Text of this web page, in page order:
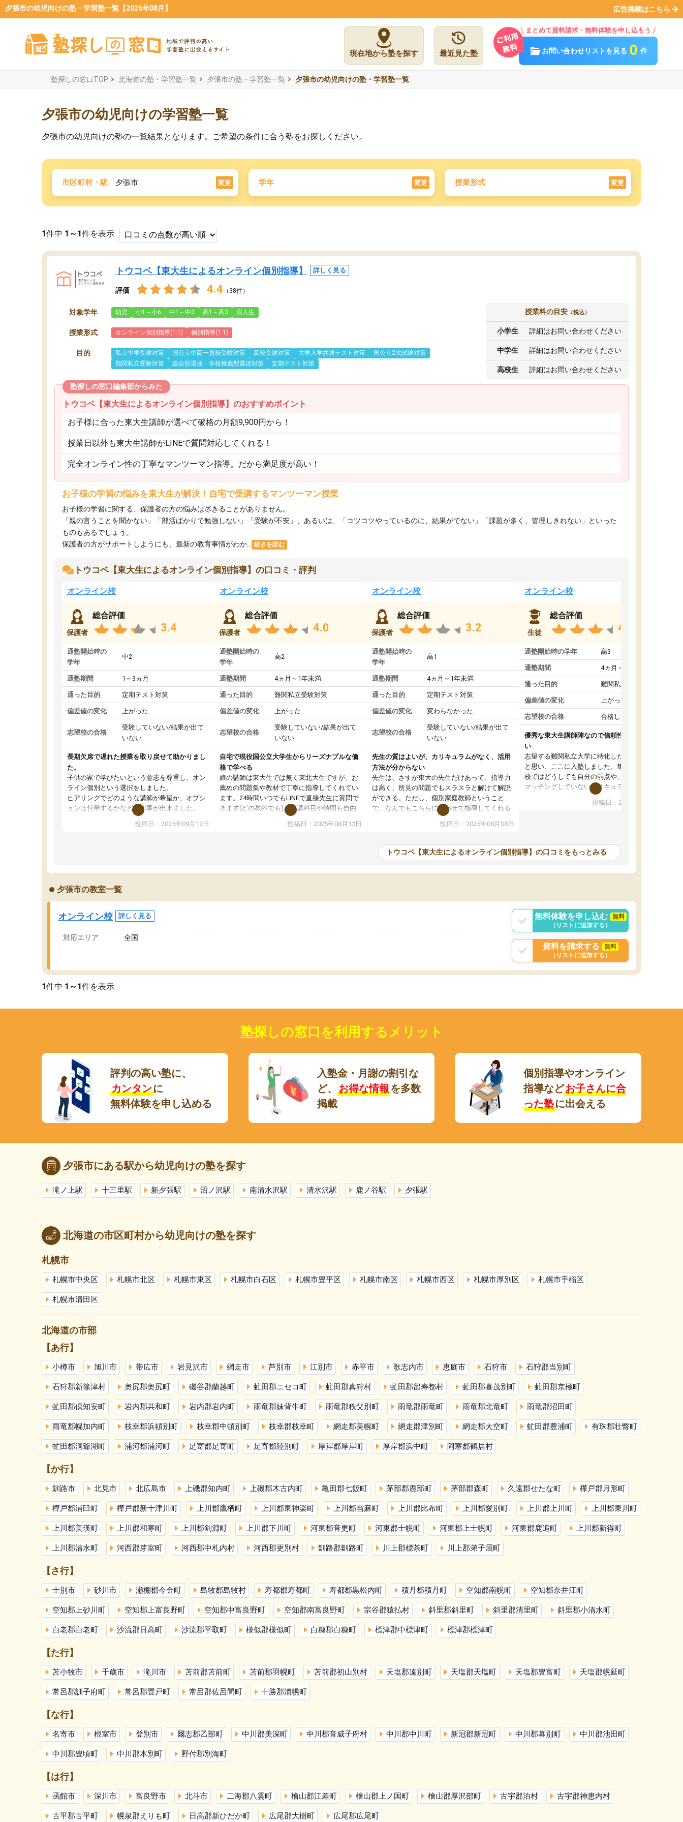
夕張市の幼児向けの塾・学習塾一覧【2026年08月】 広告掲載はこちら
現在地から塾を探す 最近見た塾
まとめて資料請求・無料体験を申し込もう
お問い合わせリストを見る 0 件
塾探しの窓口TOP 北海道の塾・学習塾一覧 夕張市の塾・学習塾一覧 夕張市の幼児向けの塾・学習塾一覧
夕張市の幼児向けの学習塾一覧
夕張市の幼児向けの塾の一覧結果となります。ご希望の条件に合う塾をお探しください。
市区町村・駅 夕張市 変更 学年 変更 授業形式 変更
1件中 1～1件を表示
トウコベ【東大生によるオンライン個別指導】 詳しく見る
評価 4.4 （38件）
対象学年 幼児 小1～小6 中1～中3 高1～高3 浪人生
授業形式 オンライン個別指導(1:1) 個別指導(1:1)
目的 私立中学受験対策 国公立中高一貫校受験対策 高校受験対策 大学入学共通テスト対策
国公立2次試験対策
難関私立受験対策
総合型選抜・学校推薦型選抜対策 定期テスト対策
授業料の目安 （税込）
小学生 詳細はお問い合わせください
中学生 詳細はお問い合わせください
高校生 詳細はお問い合わせください
塾探しの窓口編集部からみた
トウコベ【東大生によるオンライン個別指導】のおすすめポイント
お子様に合った東大生講師が選べて破格の月額9,900円から！
授業日以外も東大生講師がLINEで質問対応してくれる！
完全オンライン性の丁寧なマンツーマン指導。だから満足度が高い！
お子様の学習の悩みを東大生が解決！自宅で受講するマンツーマン授業
お子様の学習に関する、保護者の方の悩みは尽きることがありません。
「親の言うことを聞かない」「部活ばかりで勉強しない」「受験が不安」、あるいは、「コツコツやっているのに、結果がでない」「課題が多く、管理しきれない」といった
ものもあるでしょう。
保護者の方がサポートしようにも、最新の教育事情がわか...
続きを読む
トウコベ【東大生によるオンライン個別指導】の口コミ・評判
オンライン校
保護者
総合評価
3.4
通塾開始時の
学年
中2
通塾期間 1～3ヵ月
通った目的 定期テスト対策
偏差値の変化 上がった
志望校の合格
受験していない/結果が出て
いない
長期欠席で遅れた授業を取り戻せて助かりまし
た。
子供の家で学びたいという意志を尊重し、オン
ライン個別という選択をしました。
ヒアリングでどのような講師が希望か、オプシ
ョンは付帯するかなど選ぶ事が出来ました。
講師とのマッチング後講師との初回ミーティン
グを行い、その講師で良いか他の講師を希望す
オンラインツールを使用した単語帳の共有があ
り宿題もそちらで出される形でした。
2ヶ月で担当講師の方がお辞めになると言う事で
講師変更の申し出があり、あまりに短期での変
更だった為、塾に通う事にして退会しました。
遅れも取り戻せ、授業内容や講師の方は良かっ
投稿日：2025年09月12日
オンライン校
保護者
総合評価
4.0
通塾開始時の
学年
高2
通塾期間 4ヵ月～1年未満
通った目的 難関私立受験対策
偏差値の変化 上がった
志望校の合格
受験していない/結果が出て
いない
自宅で現役国公立大学生からリーズナブルな価
格で学べる
娘の講師は東大生では無く東北大生ですが、お
薦めの問題集や教材で丁寧に指導してくれてい
ます。24時間いつでもLINEで直接先生に質問で
きます(どの教科でも)。受講科目や時間も自由
に決めれるので、個人に合った勉強ができると
思います。カリキュラム相談みたいなのがあり
ます。講師も合わなければチェンジできます
投稿日：2025年08月13日
オンライン校
保護者
総合評価
3.2
通塾開始時の
学年
高1
通塾期間 4ヵ月～1年未満
通った目的 定期テスト対策
偏差値の変化 変わらなかった
志望校の合格
受験していない/結果が出て
いない
先生の質はよいが、カリキュラムがなく、活用
方法が分からない
先生は、さすが東大の先生だけあって、指導力
は高く、所見の問題でもスラスラと解けて解説
ができる。ただし、個別家庭教師ということ
で、なんでもこちらに合わせて指導してくれる
のだが、具体的なカリキュラムがない。当方
は、授業の先取り学習をするため、学校の教科
いただいたが、1時間の時間を使って進められる
範囲は限られており、それであれば自学自習で
なく、上手い活用の仕方が分からず辞めること
投稿日：2025年08月08日
オンライン校
生徒
総合評価
4.4
通塾開始時の学年 高3
通塾期間 4ヵ月～1年未満
通った目的 難関私立受験対策
偏差値の変化 上がった
志望校の合格 合格した
優秀な東大生講師陣なので信頼性や安心感が高
い
志望する難関私立大学に特化した準備をしたい
と思い、ここに入塾しました。集団指導の予備
校ではどうしても自分の弱点や、志望校対策に
マッチングしていないカリキュラムに不安を感
また受験のノウハウを蓄積している優秀な東大
ツーマン指導によって、自分の志望校にふさわ
しいオリジナルのカリキュラムを提案してくれ
と感じました。
投稿日：2024年02月19日
トウコベ【東大生によるオンライン個別指導】の口コミをもっとみる
夕張市の教室一覧
オンライン校 詳しく見る
対応エリア 全国
無料体験を申し込む
無料
（リストに追加する）
資料を請求する
無料
（リストに追加する）
1件中 1～1件を表示
塾探しの窓口を利用するメリット
評判の高い塾に、
カンタン に
無料体験を申し込める
入塾金・月謝の割引な
ど、
お得な情報 を多数
掲載
個別指導やオンライン
指導などお子さんに合
った塾に出会える
夕張市にある駅から幼児向けの塾を探す
滝ノ上駅 十三里駅 新夕張駅 沼ノ沢駅 南清水沢駅 清水沢駅 鹿ノ谷駅 夕張駅
北海道の市区町村から幼児向けの塾を探す
札幌市
札幌市中央区 札幌市北区 札幌市東区 札幌市白石区 札幌市豊平区 札幌市南区 札幌市西区 札幌市厚別区 札幌市手稲区
札幌市清田区
北海道の市部
【あ行】
小樽市 旭川市 帯広市 岩見沢市 網走市 芦別市 江別市 赤平市 歌志内市 恵庭市 石狩市 石狩郡当別町
石狩郡新篠津村 奥尻郡奥尻町 磯谷郡蘭越町 虻田郡ニセコ町 虻田郡真狩村 虻田郡留寿都村 虻田郡喜茂別町 虻田郡京極町
虻田郡倶知安町 岩内郡共和町 岩内郡岩内町 雨竜郡妹背牛町 雨竜郡秩父別町 雨竜郡雨竜町 雨竜郡北竜町 雨竜郡沼田町
雨竜郡幌加内町 枝幸郡浜頓別町 枝幸郡中頓別町 枝幸郡枝幸町 網走郡美幌町 網走郡津別町 網走郡大空町 虻田郡豊浦町 有珠郡壮瞥町
虻田郡洞爺湖町 浦河郡浦河町 足寄郡足寄町 足寄郡陸別町 厚岸郡厚岸町 厚岸郡浜中町 阿寒郡鶴居村
【か行】
釧路市 北見市 北広島市 上磯郡知内町 上磯郡木古内町 亀田郡七飯町 茅部郡鹿部町 茅部郡森町 久遠郡せたな町 樺戸郡月形町
樺戸郡浦臼町 樺戸郡新十津川町 上川郡鷹栖町 上川郡東神楽町 上川郡当麻町 上川郡比布町 上川郡愛別町 上川郡上川町 上川郡東川町
上川郡美瑛町 上川郡和寒町 上川郡剣淵町 上川郡下川町 河東郡音更町 河東郡士幌町 河東郡上士幌町 河東郡鹿追町 上川郡新得町
上川郡清水町 河西郡芽室町 河西郡中札内村 河西郡更別村 釧路郡釧路町 川上郡標茶町 川上郡弟子屈町
【さ行】
士別市 砂川市 瀬棚郡今金町 島牧郡島牧村 寿都郡寿都町 寿都郡黒松内町 積丹郡積丹町 空知郡南幌町 空知郡奈井江町
空知郡上砂川町 空知郡上富良野町 空知郡中富良野町 空知郡南富良野町 宗谷郡猿払村 斜里郡斜里町 斜里郡清里町 斜里郡小清水町
白老郡白老町 沙流郡日高町 沙流郡平取町 様似郡様似町 白糠郡白糠町 標津郡中標津町 標津郡標津町
【た行】
苫小牧市 千歳市 滝川市 苫前郡苫前町 苫前郡羽幌町 苫前郡初山別村 天塩郡遠別町 天塩郡天塩町 天塩郡豊富町 天塩郡幌延町
常呂郡訓子府町 常呂郡置戸町 常呂郡佐呂間町 十勝郡浦幌町
【な行】
名寄市 根室市 登別市 爾志郡乙部町 中川郡美深町 中川郡音威子府村 中川郡中川町 新冠郡新冠町 中川郡幕別町 中川郡池田町
中川郡豊頃町 中川郡本別町 野付郡別海町
【は行】
函館市 深川市 富良野市 北斗市 二海郡八雲町 檜山郡江差町 檜山郡上ノ国町 檜山郡厚沢部町 古宇郡泊村 古宇郡神恵内村
古平郡古平町 幌泉郡えりも町 日高郡新ひだか町 広尾郡大樹町 広尾郡広尾町